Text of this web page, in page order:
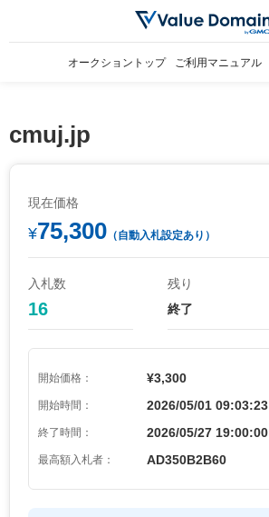
オークショントップ ご利用マニュアル
cmuj.jp
現在価格
¥75,300 （自動入札設定あり）
入札数
16
残り
終了
開始価格： ¥3,300
開始時間： 2026/05/01 09:03:23
終了時間： 2026/05/27 19:00:00
最高額入札者： AD350B2B60